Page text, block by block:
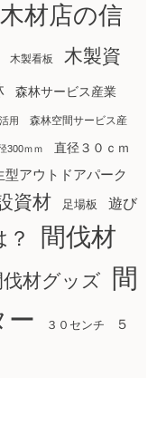
木材店の信
木製看板
木製資
森林サービス産業
用 森林空間サービス産
300ｍｍ 直径３０ｃｍ
型アウトドアパーク
資材 足場板 遊び
？
間伐材
伐材グッズ
間
ー
３０センチ
５